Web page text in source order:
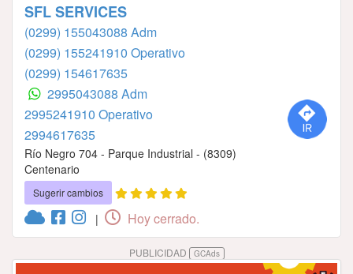
SFL SERVICES
(0299) 155043088 Adm
(0299) 155241910 Operativo
(0299) 154617635
2995043088 Adm
2995241910 Operativo
2994617635
Río Negro 704 - Parque Industrial - (8309)
Centenario
Sugerir cambios
| Hoy cerrado.
PUBLICIDAD GCAds